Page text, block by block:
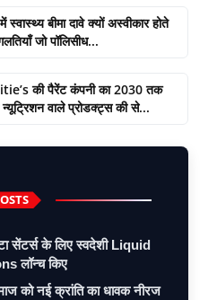
स्वास्थ्य बीमा दावे क्यों अस्वीकार होते
जो पॉलिसीध...
की पैरेंट कंपनी का 2030 तक
वाले प्रोडक्ट्स की से...
सेंटर्स के लिए स्वदेशी Liquid
लॉन्च किए
को नई क्रांति का धावक नीरज